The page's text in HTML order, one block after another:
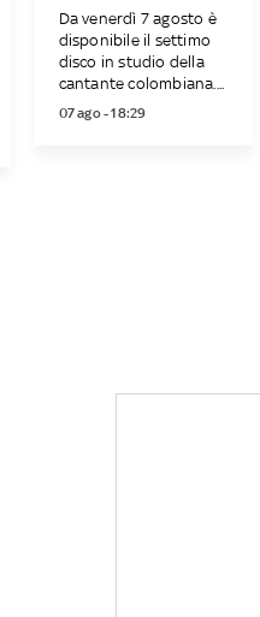
Da venerdì 7 agosto è
disponibile il settimo
disco in studio della
cantante colombiana....
07 ago - 18:29